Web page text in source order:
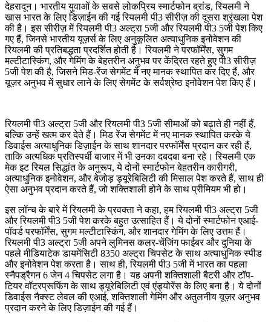
देहरादून। भारतीय युवाओं के सबसे लोकप्रिय स्मार्टफोन ब्रांड, रियलमी ने
खास भारत के लिए डिज़ाईन की गई रियलमी पी3 सीरीज़ की दूसरा श्रृंखला पेश
की है। इस सीरीज़ में रियलमी पी3 अल्ट्रा 5जी और रियलमी पी3 5जी पेश किए
गए हैं, जिनसे भारतीय यूज़र्स के लिए अनुकूलित अत्याधुनिक इनोवेशन की
रियलमी की प्रतिबद्धता प्रदर्शित होती है। रियलमी ने परफॉर्मेंस, सुगम
मल्टीटास्किंग, और गेमिंग के बेहतरीन अनुभव पर केंद्रित रहते हुए पी3 सीरीज़
5जी पेश की है, जिसने मिड-रेंज सेगमेंट में नए मानक स्थापित कर दिए हैं, और
यूज़र अनुभव में सुधार लाने के लिए सेगमेंट के सर्वश्रेष्ठ इनोवेशन पेश किए हैं।
रियलमी पी3 अल्ट्रा 5जी और रियलमी पी3 5जी सीमाओं को बढ़ाते ही नहीं हैं,
बल्कि उन्हें खत्म कर देते हैं। मिड रेंज सेगमेंट में नए मानक स्थापित करके ये
डिवाईस अत्याधुनिक डिज़ाईन के साथ शानदार परफॉर्मेंस प्रदान कर रही हैं,
ताकि अत्यधिक प्रतिस्पर्धी बाजार में भी उनका दबदबा बना रहे। रियलमी एक
मेक इट रियल सिद्धांत के अनुरूप, ये दोनों स्मार्टफोन बेहतरीन कारीगरी,
अत्याधुनिक इनोवेशन, और बेजोड़ ड्यूरेबिलिटी की मिसाल पेश करते हैं, साथ ही
ऐसा अनुभव प्रदान करते हैं, जो शक्तिशाली होने के साथ प्रीमियम भी हो।
इस लॉन्च के बारे में रियलमी के प्रवक्ता ने कहा, हम रियलमी पी3 अल्ट्रा 5जी
और रियलमी पी3 5जी पेश करके बहुत उत्साहित हैं। ये दोनों स्मार्टफोन एआई-
पॉवर्ड परफॉर्मेंस, सुगम मल्टीटास्किंग, और शानदार गेमिंग के लिए उत्तम हैं।
रियलमी पी3 अल्ट्रा 5जी अपने लुमिनस कलर-चेंजिंग फाईबर और दुनिया के
पहले मीडियाटेक डायमेंसिटी 8350 अल्ट्रा चिपसेट के साथ अत्याधुनिक स्पीड
और इनोवेशन पेश करता है। साथ ही, रियलमी पी3 5जी में भारत का पहला
स्नैपड्रैगन 6 जेन 4 चिपसेट लगा है। यह अपनी शक्तिशाली बैटरी और टॉप-
टियर वॉटरप्रूफिंग के साथ ड्यूरेबिलिटी एवं एंड्योरेंस के लिए बना है। ये दोनों
डिवाईस नैक्स्ट लेवल की एआई, शक्तिशाली गेमिंग और अतुलनीय यूज़र अनुभव
प्रदान करने के लिए डिज़ाईन की गई हैं।